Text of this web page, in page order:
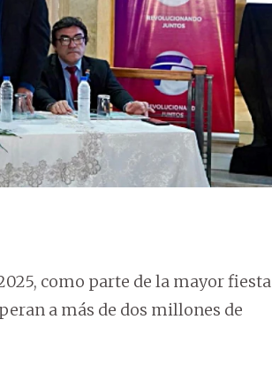
como parte de la mayor fiesta
a más de dos millones de